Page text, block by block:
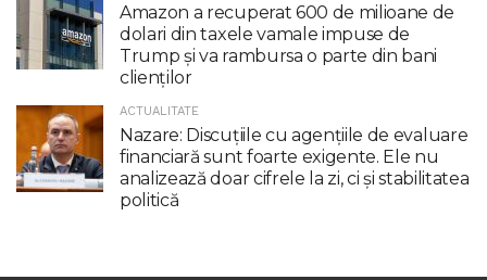
Amazon a recuperat 600 de milioane de
dolari din taxele vamale impuse de
Trump şi va rambursa o parte din bani
clienţilor
ACTUALITATE
Nazare: Discuțiile cu agențiile de evaluare
financiară sunt foarte exigente. Ele nu
analizează doar cifrele la zi, ci și stabilitatea
politică